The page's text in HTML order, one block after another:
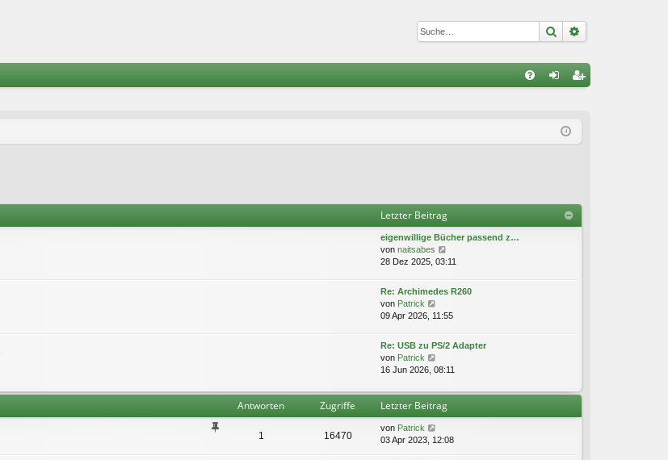
Suche
ist
Letzter Beitrag
eigenwillige Bücher passend z…
von naitsabes
e
s
e
r
B
i
r
a
g
28 Dez 2025, 03:11
Re: Archimedes R260
von Patrick
e
s
e
e
t
09 Apr 2026, 11:55
Re: USB zu PS/2 Adapter
von Patrick
e
e
s
t
r
B
16 Jun 2026, 08:11
Antworten Zugriffe Letzter Beitrag
1 16470
von Patrick
03 Apr 2023, 12:08